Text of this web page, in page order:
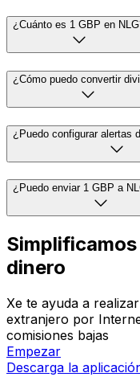
¿Cuánto es 1 GBP en
¿Cómo puedo convertir
¿Puedo configurar alertas
¿Puedo enviar 1 GBP a
dinero
Xe te ayuda a
extranjero por
comisiones bajas
Empezar
Descarga la